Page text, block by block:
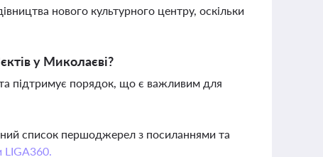
нового культурного центру, оскільки
у Миколаєві?
та підтримує порядок, що є важливим для
список першоджерел з посиланнями та
LIGA360.